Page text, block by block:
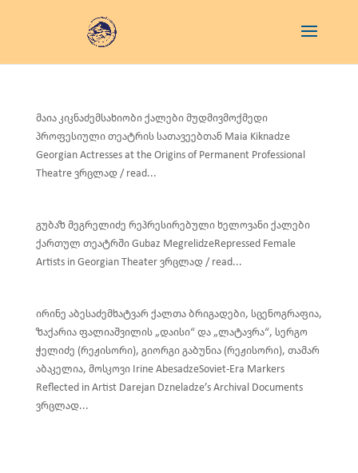
მაია კიკნაძემსახიობი ქალები მუდმივმოქმედი
პროფესიული თეატრის სათავეებთან Maia Kiknadze
Georgian Actresses at the Origins of Permanent Professional
Theatre ვრცლად / read...
გუბაზ მეგრელიძე რეპრესირებული ხელოვანი ქალები
ქართულ თეატრში Gubaz MegrelidzeRepressed Female
Artists in Georgian Theater ვრცლად / read...
ირინე აბესაძემხატვარ ქალთა ბრიგადები, სცენოგრაფია,
ზაქარია ფალიაშვილის „დაისი“ და „ლატავრა“, სერგო
ჭელიძე (რეჟისორი), გიორგი გაბუნია (რეჟისორი), თამარ
აბაკელია, მოსკოვი Irine AbesadzeSoviet-Era Markers
Reflected in Artist Darejan Dzneladze’s Archival Documents
ვრცლად...